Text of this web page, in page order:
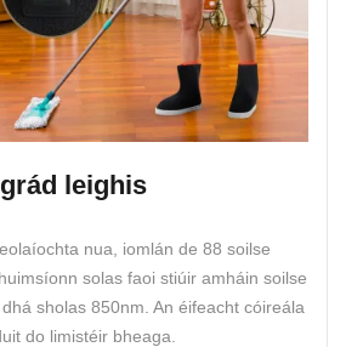
leighis
nua, iomlán de 88 soilse
solas faoi stiúir amháin soilse
sholas 850nm. An éifeacht cóireála
do limistéir bheaga.